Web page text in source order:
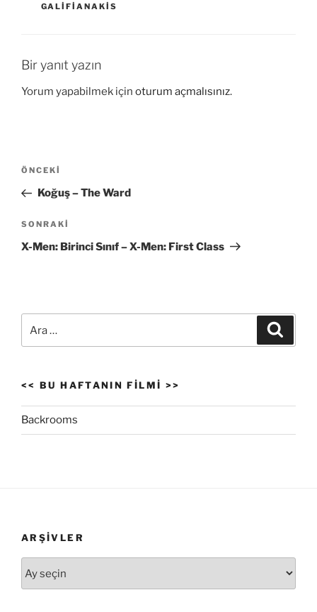
GALIFIANAKIS
Bir yanıt yazın
Yorum yapabilmek için oturum açmalısınız.
Yazı
Önceki
Yazı
ÖNCEKI
Koğuş – The Ward
Sonraki
Yazı
SONRAKI
X-Men: Birinci Sınıf – X-Men: First Class
<< BU HAFTANIN FILMI >>
Backrooms
ARŞIVLER